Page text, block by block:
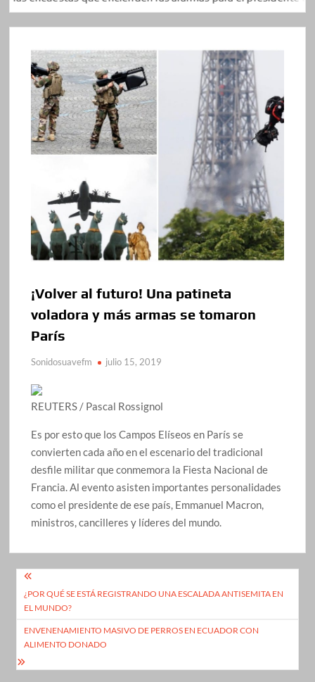
¡Volver al futuro! Una patineta
voladora y más armas se tomaron
París
Sonidosuavefm julio 15, 2019
REUTERS / Pascal Rossignol
Es por esto que los Campos Elíseos en París se
convierten cada año en el escenario del tradicional
desfile militar que conmemora la Fiesta Nacional de
Francia. Al evento asisten importantes personalidades
como el presidente de ese país, Emmanuel Macron,
ministros, cancilleres y líderes del mundo.
Navegación
de
entradas
¿POR QUÉ SE ESTÁ REGISTRANDO UNA ESCALADA ANTISEMITA EN
EL MUNDO?
ENVENENAMIENTO MASIVO DE PERROS EN ECUADOR CON
ALIMENTO DONADO